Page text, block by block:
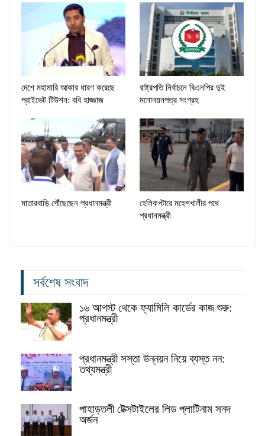
দেশে মহামারি আকার ধারণ করেছে
প্রাইভেট টিউশন: ববি হাজ্জাজ
রাষ্ট্রপতি নির্বাচনে বিএনপির দুই
মনোনয়নপত্র সংগ্রহ
মাতারবাড়ি পৌঁছেছেন প্রধানমন্ত্রী
হেলিকপ্টারে মহেশখালীর পথে
প্রধানমন্ত্রী
সর্বশেষ সংবাদ
১৬ আগস্ট থেকে ফ্যামিলি কার্ডের কাজ শুরু:
প্রধানমন্ত্রী
প্রধানমন্ত্রী সস্তা উন্নয়ন নিয়ে ব্যস্ত নন:
তথ্যমন্ত্রী
পাহাড়তলী টেক্সটাইলের লিড প্লাটিনাম সনদ
অর্জন